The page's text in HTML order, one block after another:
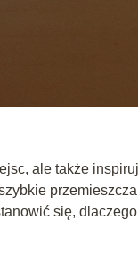
ale także
się, dlaczego